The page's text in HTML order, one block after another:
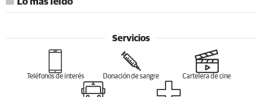
Donación de sangre Cartelera de cine
Autobuses Farmacias de guardia